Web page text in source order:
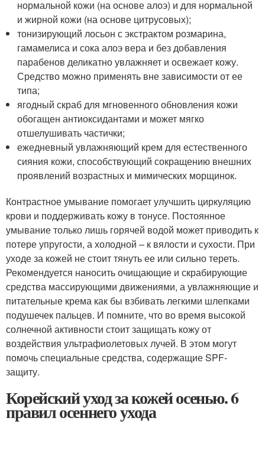
нормальной кожи (на основе алоэ) и для нормальной
и жирной кожи (на основе цитрусовых);
тонизирующий лосьон с экстрактом розмарина,
гамамелиса и сока алоэ вера и без добавления
парабенов деликатно увлажняет и освежает кожу.
Средство можно применять вне зависимости от ее
типа;
ягодный скраб для мгновенного обновления кожи
обогащен антиоксидантами и может мягко
отшелушивать частички;
ежедневный увлажняющий крем для естественного
сияния кожи, способствующий сокращению внешних
проявлений возрастных и мимических морщинок.
Контрастное умывание помогает улучшить циркуляцию
крови и поддерживать кожу в тонусе. Постоянное
умывание только лишь горячей водой может приводить к
потере упругости, а холодной – к вялости и сухости. При
уходе за кожей не стоит тянуть ее или сильно тереть.
Рекомендуется наносить очищающие и скрабирующие
средства массирующими движениями, а увлажняющие и
питательные крема как бы взбивать легкими шлепками
подушечек пальцев. И помните, что во время высокой
солнечной активности стоит защищать кожу от
воздействия ультрафиолетовых лучей. В этом могут
помочь специальные средства, содержащие SPF-
защиту.
Корейский уход за кожей осенью. 6
правил осеннего ухода